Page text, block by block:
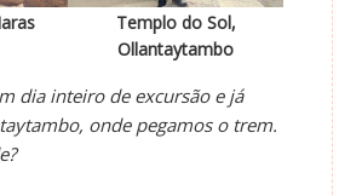
Templo do Sol,
Ollantaytambo
dia inteiro de excursão e já
onde pegamos o trem.